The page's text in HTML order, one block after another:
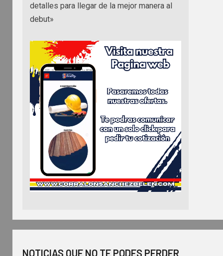
detalles para llegar de la mejor manera al
debut»
NOTICIAS QUE NO TE PODES PERDER